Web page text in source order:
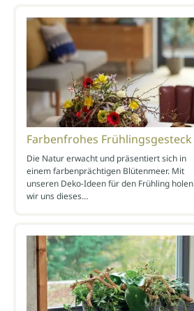
Farbenfrohes Frühlingsgesteck
Die Natur erwacht und präsentiert sich in
einem farbenprächtigen Blütenmeer. Mit
unseren Deko-Ideen für den Frühling holen
wir uns dieses…